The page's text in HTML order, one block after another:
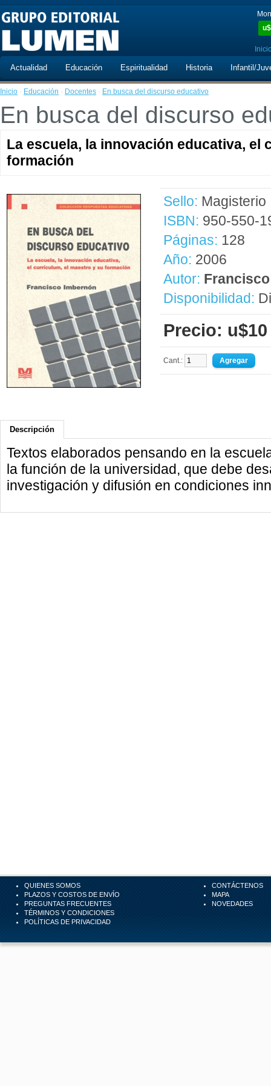
u$
Actualidad Educación Espiritualidad Historia Infantil/
Inicio · Educación · Docentes · En busca del discurso educativo
En busca del discurso
La escuela, la innovación educativa, el
formación
Sello: Magisterio
ISBN: 950-550-
Páginas: 128
Año: 2006
Autor:
Disponibilidad:
Precio: u$10
Cant.:
Descripción
Textos elaborados pensando en la
la función de la universidad, que debe
investigación y difusión en condiciones
QUIENES SOMOS
PLAZOS Y COSTOS DE ENVÍO
PREGUNTAS FRECUENTES
TÉRMINOS Y CONDICIONES
POLÍTICAS DE PRIVACIDAD
CONTÁCTENOS
MAPA
NOVEDADES